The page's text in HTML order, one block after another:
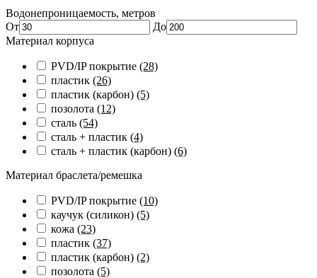
Водонепроницаемость, метров
От
До
Материал корпуса
PVD/IP покрытие (28)
пластик (26)
пластик (карбон) (5)
позолота (12)
сталь (54)
сталь + пластик (4)
сталь + пластик (карбон) (6)
Материал браслета/ремешка
PVD/IP покрытие (10)
каучук (силикон) (5)
кожа (23)
пластик (37)
пластик (карбон) (2)
позолота (5)